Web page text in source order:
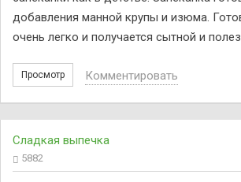
добавления манной крупы и изюма.
очень легко и получается сытной и
Просмотр Комментировать
Сладкая выпечка
5882